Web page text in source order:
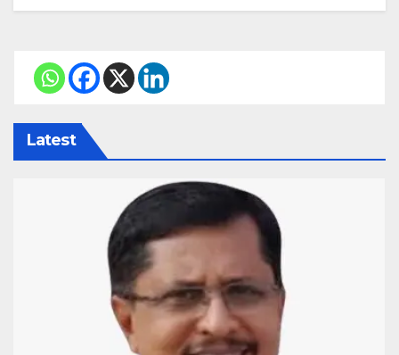
Latest